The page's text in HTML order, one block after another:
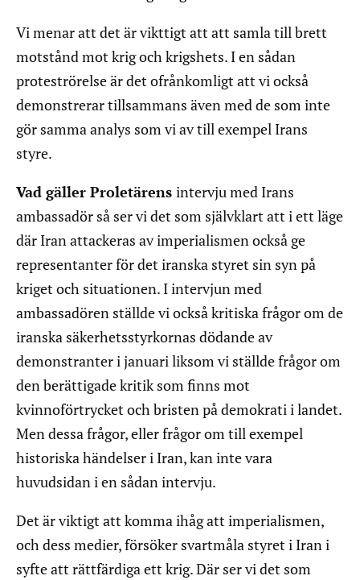
Vi menar att det är vikttigt att att samla till brett
motstånd mot krig och krigshets. I en sådan
proteströrelse är det ofrånkomligt att vi också
demonstrerar tillsammans även med de som inte
gör samma analys som vi av till exempel Irans
styre.
Vad gäller Proletärens intervju med Irans
ambassadör så ser vi det som självklart att i ett läge
där Iran attackeras av imperialismen också ge
representanter för det iranska styret sin syn på
kriget och situationen. I intervjun med
ambassadören ställde vi också kritiska frågor om de
iranska säkerhetsstyrkornas dödande av
demonstranter i januari liksom vi ställde frågor om
den berättigade kritik som finns mot
kvinnoförtrycket och bristen på demokrati i landet.
Men dessa frågor, eller frågor om till exempel
historiska händelser i Iran, kan inte vara
huvudsidan i en sådan intervju.
Det är viktigt att komma ihåg att imperialismen,
och dess medier, försöker svartmåla styret i Iran i
syfte att rättfärdiga ett krig. Där ser vi det som